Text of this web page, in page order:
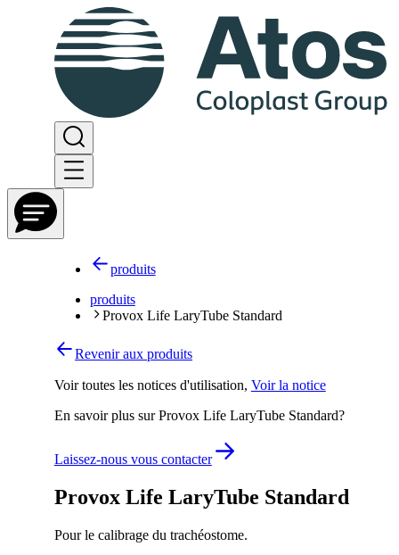
produits
produits
Provox Life LaryTube Standard
Provox Life LaryTube Standard
Pour le calibrage du trachéostome.
Revenir aux produits
Voir toutes les notices d'utilisation, Voir la notice
En savoir plus sur Provox Life LaryTube Standard?
Laissez-nous vous contacter